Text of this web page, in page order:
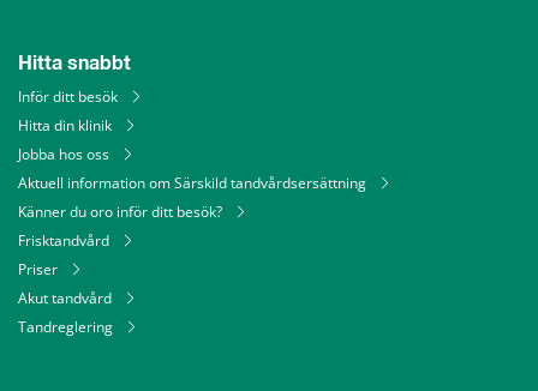
Hitta snabbt
Inför ditt besök
Hitta din klinik
Jobba hos oss
Aktuell information om Särskild tandvårdsersättning
Känner du oro inför ditt besök?
Frisktandvård
Priser
Akut tandvård
Tandreglering